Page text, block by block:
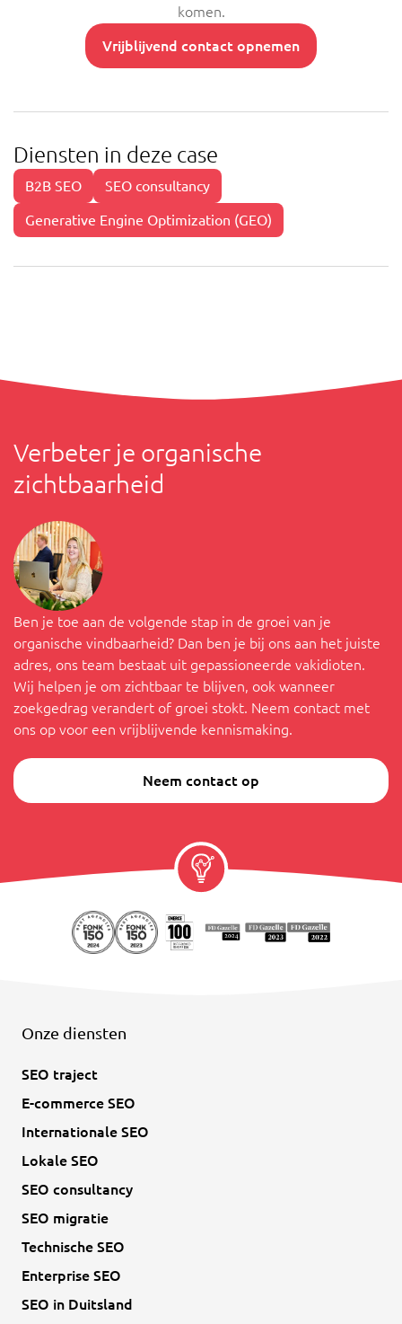
komen.
Vrijblijvend contact opnemen
Diensten in deze case
B2B SEO SEO consultancy
Generative Engine Optimization (GEO)
Verbeter je organische
zichtbaarheid
Ben je toe aan de volgende stap in de groei van je
organische vindbaarheid? Dan ben je bij ons aan het juiste
adres, ons team bestaat uit gepassioneerde vakidioten.
Wij helpen je om zichtbaar te blijven, ook wanneer
zoekgedrag verandert of groei stokt. Neem contact met
ons op voor een vrijblijvende kennismaking.
Neem contact op
Onze diensten
SEO traject
E-commerce SEO
Internationale SEO
Lokale SEO
SEO consultancy
SEO migratie
Technische SEO
Enterprise SEO
SEO in Duitsland